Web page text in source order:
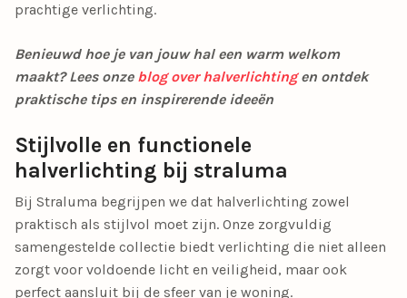
prachtige verlichting.
Benieuwd hoe je van jouw hal een warm welkom
maakt? Lees onze blog over halverlichtingen ontdek
praktische tips en inspirerende ideeën
Stijlvolle en functionele
halverlichting bij straluma
Bij Straluma begrijpen we dat halverlichting zowel
praktisch als stijlvol moet zijn. Onze zorgvuldig
samengestelde collectie biedt verlichting die niet alleen
zorgt voor voldoende licht en veiligheid, maar ook
perfect aansluit bij de sfeer van je woning.